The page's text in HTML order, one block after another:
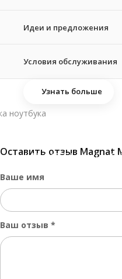
Идеи и предложения
Условия обслуживания
ЧИСТКА
Узнать больше
Оставить отзыв Magnat
Ваше имя
Ваш отзыв *